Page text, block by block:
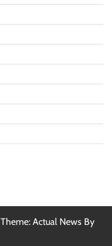
Theme: Actual News By